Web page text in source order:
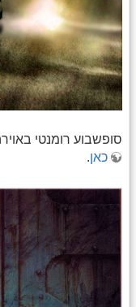
סופשבוע רומנטי
כאן.